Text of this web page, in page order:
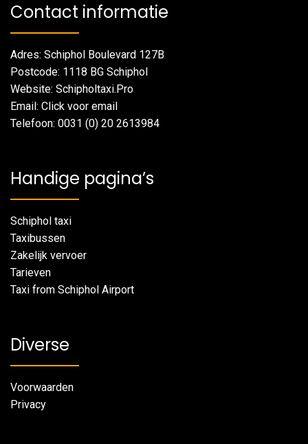
Contact informatie
Adres: Schiphol Boulevard 127B
Postcode: 1118 BG Schiphol
Website: Schipholtaxi.Pro
Email: Click voor email
Telefoon: 0031 (0) 20 2613984
Handige pagina’s
Schiphol taxi
Taxibussen
Zakelijk vervoer
Tarieven
Taxi from Schiphol Airport
Diverse
Voorwaarden
Privacy